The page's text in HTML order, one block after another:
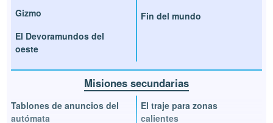
Gizmo
El Devoramundos del
oeste
Fin del mundo
Misiones secundarias
Tablones de anuncios del
autómata
El traje para zonas
calientes